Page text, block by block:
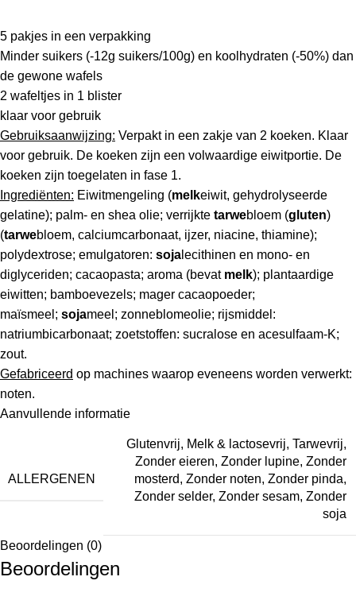
5 pakjes in een verpakking
Minder suikers (-12g suikers/100g) en koolhydraten (-50%) dan
de gewone wafels
2 wafeltjes in 1 blister
klaar voor gebruik
Gebruiksaanwijzing: Verpakt in een zakje van 2 koeken. Klaar
voor gebruik. De koeken zijn een volwaardige eiwitportie. De
koeken zijn toegelaten in fase 1.
Ingrediënten: Eiwitmengeling (melkeiwit, gehydrolyseerde
gelatine); palm- en shea olie; verrijkte tarwebloem (gluten)
(tarwebloem, calciumcarbonaat, ijzer, niacine, thiamine);
polydextrose; emulgatoren: soja lecithinen en mono- en
diglyceriden; cacaopasta; aroma (bevat melk); plantaardige
eiwitten; bamboevezels; mager cacaopoeder;
maïsmeel; sojameel; zonneblomeolie; rijsmiddel:
natriumbicarbonaat; zoetstoffen: sucralose en acesulfaam-K;
zout.
Gefabriceerd op machines waarop eveneens worden verwerkt:
noten.
Aanvullende informatie
ALLERGENEN
Glutenvrij, Melk & lactosevrij, Tarwevrij,
Zonder eieren, Zonder lupine, Zonder
mosterd, Zonder noten, Zonder pinda,
Zonder selder, Zonder sesam, Zonder
soja
Beoordelingen (0)
Beoordelingen